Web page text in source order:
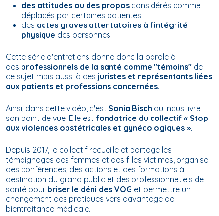
des attitudes ou des propos considérés comme
déplacés par certaines patientes
des actes graves attentatoires à l’intégrité
physique des personnes.
Cette série d'entretiens donne donc la parole à
des professionnels de la santé comme "témoins" de
ce sujet mais aussi à des juristes et représentants liées
aux patients et professions concernées.
Ainsi, dans cette vidéo, c'est Sonia Bisch qui nous livre
son point de vue. Elle est fondatrice du collectif « Stop
aux violences obstétricales et gynécologiques ».
Depuis 2017, le collectif recueille et partage les
témoignages des femmes et des filles victimes, organise
des conférences, des actions et des formations à
destination du grand public et des professionnel.le.s de
santé pour briser le déni des VOG et permettre un
changement des pratiques vers davantage de
bientraitance médicale.